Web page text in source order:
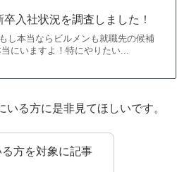
入社状況を調査しました！
し本当ならビルメンも就職先の候補
にいますよ！特にやりたい...
る方に是非見てほしいです。
方を対象に記事